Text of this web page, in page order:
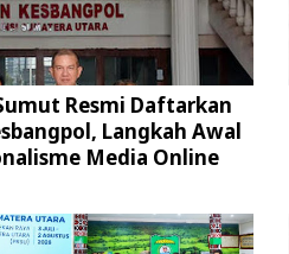
Resmi Daftarkan
Langkah Awal
Media Online